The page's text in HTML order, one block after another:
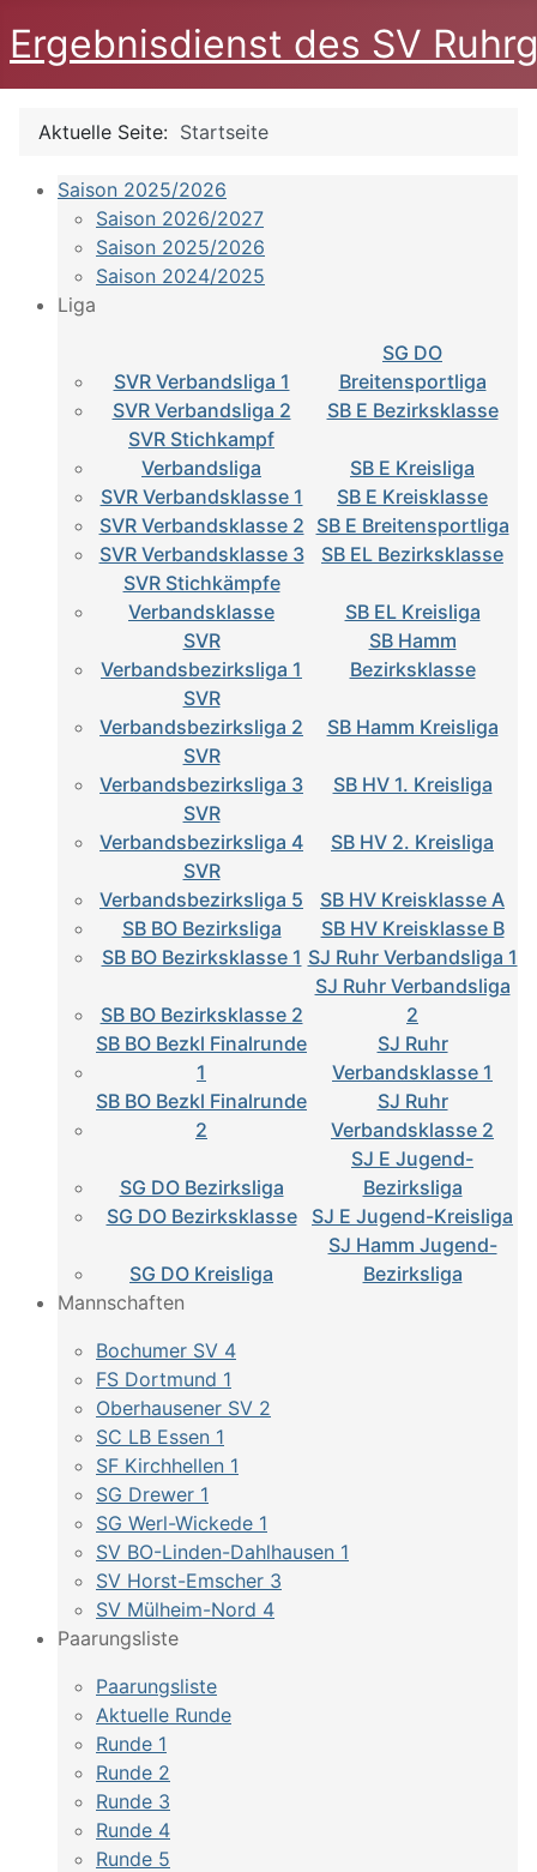
Ergebnisdienst des SV
Aktuelle Seite: Startseite
Saison 2025/2026
Saison 2026/2027
Saison 2025/2026
Saison 2024/2025
Liga
SVR Verbandsliga 1
SG DO
Breitensportliga
SVR Verbandsliga 2
SB E Bezirksklasse
SVR Stichkampf
Verbandsliga
SB E Kreisliga
SVR Verbandsklasse 1
SB E Kreisklasse
SVR Verbandsklasse 2 SB E Breitensportliga
SVR Verbandsklasse 3
SB EL Bezirksklasse
SVR Stichkämpfe
Verbandsklasse
SB EL Kreisliga
SVR
Verbandsbezirksliga 1
SB Hamm
Bezirksklasse
SVR
Verbandsbezirksliga 2
SB Hamm Kreisliga
SVR
Verbandsbezirksliga 3
SB HV 1. Kreisliga
SVR
Verbandsbezirksliga 4
SB HV 2. Kreisliga
SVR
Verbandsbezirksliga 5
SB HV Kreisklasse A
SB BO Bezirksliga
SB HV Kreisklasse B
SB BO Bezirksklasse 1 SJ Ruhr Verbandsliga 1
SB BO Bezirksklasse 2
SJ Ruhr Verbandsliga
2
SB BO Bezkl Finalrunde
1
SJ Ruhr
Verbandsklasse 1
SB BO Bezkl Finalrunde
2
SJ Ruhr
Verbandsklasse 2
SG DO Bezirksliga
SJ E Jugend-
Bezirksliga
SG DO Bezirksklasse
SJ E Jugend-Kreisliga
SG DO Kreisliga
SJ Hamm Jugend-
Bezirksliga
Mannschaften
Bochumer SV 4
FS Dortmund 1
Oberhausener SV 2
SC LB Essen 1
SF Kirchhellen 1
SG Drewer 1
SG Werl-Wickede 1
SV BO-Linden-Dahlhausen 1
SV Horst-Emscher 3
SV Mülheim-Nord 4
Paarungsliste
Paarungsliste
Aktuelle Runde
Runde 1
Runde 2
Runde 3
Runde 4
Runde 5